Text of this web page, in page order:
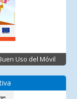
Uso del Móvil